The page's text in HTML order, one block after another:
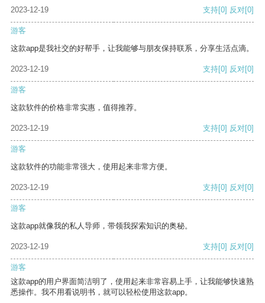
2023-12-19 支持[0] 反对[0]
游客
这款app是我社交的好帮手，让我能够与朋友保持联系，分享生活点滴。
2023-12-19 支持[0] 反对[0]
游客
这款软件的价格非常实惠，值得推荐。
2023-12-19 支持[0] 反对[0]
游客
这款软件的功能非常强大，使用起来非常方便。
2023-12-19 支持[0] 反对[0]
游客
这款app就像我的私人导师，带领我探索知识的奥秘。
2023-12-19 支持[0] 反对[0]
游客
这款app的用户界面简洁明了，使用起来非常容易上手，让我能够快速熟
悉操作。我不用看说明书，就可以轻松使用这款app。